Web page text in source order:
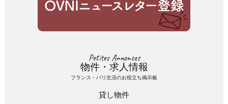
Petites Annonces
物件・求人情報
フランス・パリ生活のお役立ち掲示板
貸し物件